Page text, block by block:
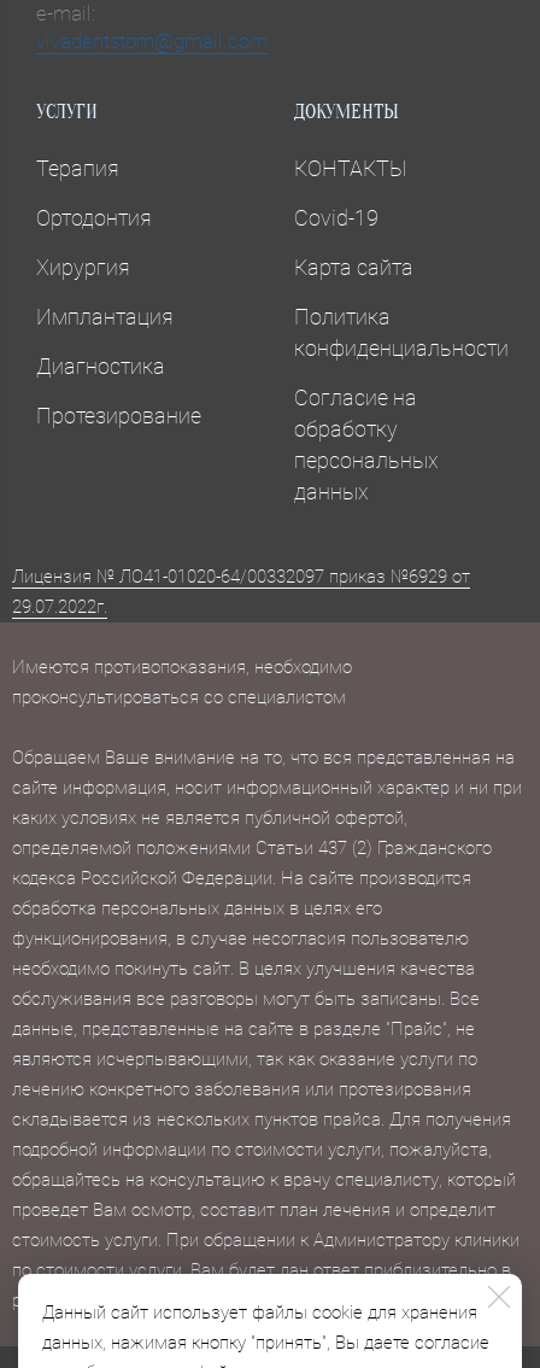
e-mail:
vivadentstom@gmail.com
УСЛУГИ
Терапия
Ортодонтия
Хирургия
Имплантация
Диагностика
Протезирование
ДОКУМЕНТЫ
КОНТАКТЫ
Covid-19
Карта сайта
Политика
конфиденциальности
Согласие на
обработку
персональных
данных
Лицензия № ЛО41-01020-64/00332097 приказ №6929 от
29.07.2022г.
Имеются противопоказания, необходимо
проконсультироваться со специалистом
Обращаем Ваше внимание на то, что вся представленная на
сайте информация, носит информационный характер и ни при
каких условиях не является публичной офертой,
определяемой положениями Статьи 437 (2) Гражданского
кодекса Российской Федерации. На сайте производится
обработка персональных данных в целях его
функционирования, в случае несогласия пользователю
необходимо покинуть сайт. В целях улучшения качества
обслуживания все разговоры могут быть записаны. Все
данные, представленные на сайте в разделе "Прайс", не
являются исчерпывающими, так как оказание услуги по
лечению конкретного заболевания или протезирования
складывается из нескольких пунктов прайса. Для получения
подробной информации по стоимости услуги, пожалуйста,
обращайтесь на консультацию к врачу специалисту, который
проведет Вам осмотр, составит план лечения и определит
стоимость услуги. При обращении к Администратору клиники
по стоимости услуги, Вам будет дан ответ приблизительно в
рамках "от" и "до".
Данный сайт использует файлы cookie для хранения
данных, нажимая кнопку "принять", Вы даете согласие